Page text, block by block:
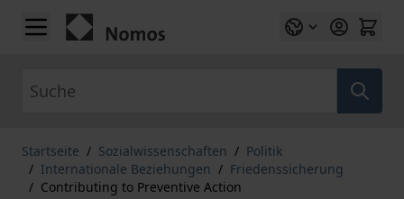
Zum Inhalt springen
Startseite / Sozialwissenschaften / Politik
/ Internationale Beziehungen / Friedenssicherung
/ Contributing to Preventive Action